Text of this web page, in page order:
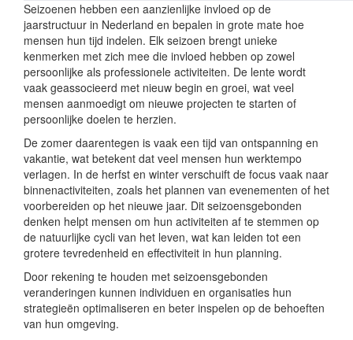
Seizoenen hebben een aanzienlijke invloed op de
jaarstructuur in Nederland en bepalen in grote mate hoe
mensen hun tijd indelen. Elk seizoen brengt unieke
kenmerken met zich mee die invloed hebben op zowel
persoonlijke als professionele activiteiten. De lente wordt
vaak geassocieerd met nieuw begin en groei, wat veel
mensen aanmoedigt om nieuwe projecten te starten of
persoonlijke doelen te herzien.
De zomer daarentegen is vaak een tijd van ontspanning en
vakantie, wat betekent dat veel mensen hun werktempo
verlagen. In de herfst en winter verschuift de focus vaak naar
binnenactiviteiten, zoals het plannen van evenementen of het
voorbereiden op het nieuwe jaar. Dit seizoensgebonden
denken helpt mensen om hun activiteiten af te stemmen op
de natuurlijke cycli van het leven, wat kan leiden tot een
grotere tevredenheid en effectiviteit in hun planning.
Door rekening te houden met seizoensgebonden
veranderingen kunnen individuen en organisaties hun
strategieën optimaliseren en beter inspelen op de behoeften
van hun omgeving.